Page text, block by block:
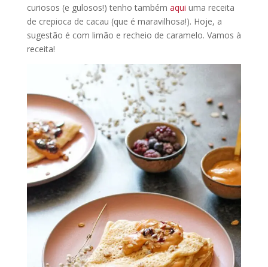
curiosos (e gulosos!) tenho também aqui uma receita
de crepioca de cacau (que é maravilhosa!). Hoje, a
sugestão é com limão e recheio de caramelo. Vamos à
receita!